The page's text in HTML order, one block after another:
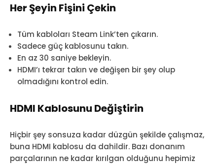
Her Şeyin Fişini Çekin
Tüm kabloları Steam Link’ten çıkarın.
Sadece güç kablosunu takın.
En az 30 saniye bekleyin.
HDMI’ı tekrar takın ve değişen bir şey olup
olmadığını kontrol edin.
HDMI Kablosunu Değiştirin
Hiçbir şey sonsuza kadar düzgün şekilde çalışmaz,
buna HDMI kablosu da dahildir. Bazı donanım
parçalarının ne kadar kırılgan olduğunu hepimiz